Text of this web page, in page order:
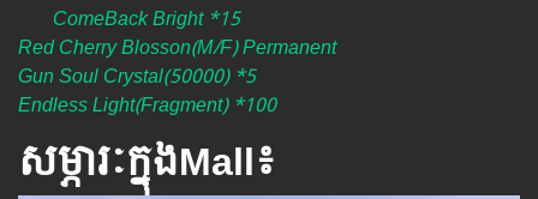
ComeBack Bright *15
Red Cherry Blosson(M/F) Permanent
Gun Soul Crystal(50000) *5
Endless Light(Fragment) *100
សម្ភារៈក្នុងMall៖